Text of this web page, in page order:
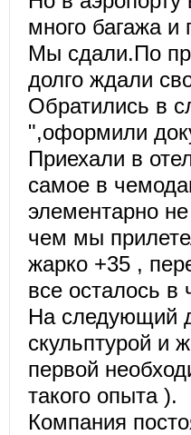
много багажa
Мы сдали.По
долго ждали
Обратились в
",оформили
Приехали в
самое в
элементарно
чем мы
жарко +35 ,
все осталось в
На следующий
скульптурой и
первой
такого опыта ).
Компания